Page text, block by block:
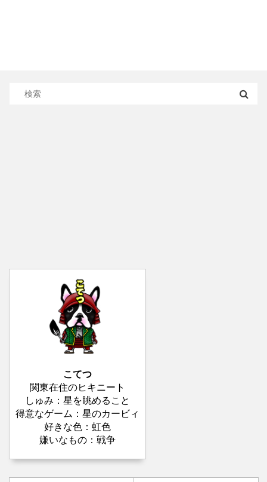
こてつ
関東在住のヒキニート
しゅみ：星を眺めること
得意なゲーム：星のカービィ
好きな色：虹色
嫌いなもの：戦争